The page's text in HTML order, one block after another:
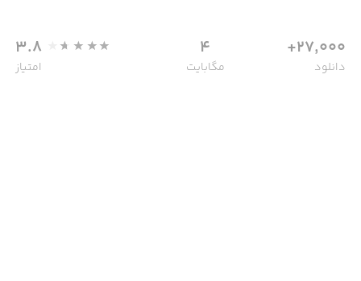
27,000+
دانلود
4
مگابایت
3.8
امتیاز